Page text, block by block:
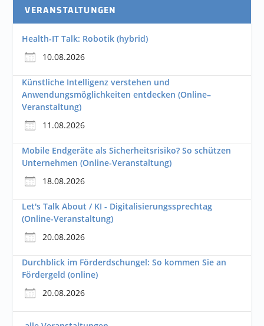
VERANSTALTUNGEN
Health-IT Talk: Robotik (hybrid)
10.08.2026
Künstliche Intelligenz verstehen und
Anwendungsmöglichkeiten entdecken (Online–
Veranstaltung)
11.08.2026
Mobile Endgeräte als Sicherheitsrisiko? So schützen
Unternehmen (Online-Veranstaltung)
18.08.2026
Let's Talk About / KI - Digitalisierungssprechtag
(Online-Veranstaltung)
20.08.2026
Durchblick im Förderdschungel: So kommen Sie an
Fördergeld (online)
20.08.2026